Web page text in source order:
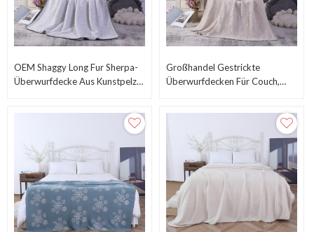
OEM Shaggy Long Fur Sherpa-
Überwurfdecke Aus Kunstpelz
Großhandel Gestrickte
Überwurfdecken Für Couch,